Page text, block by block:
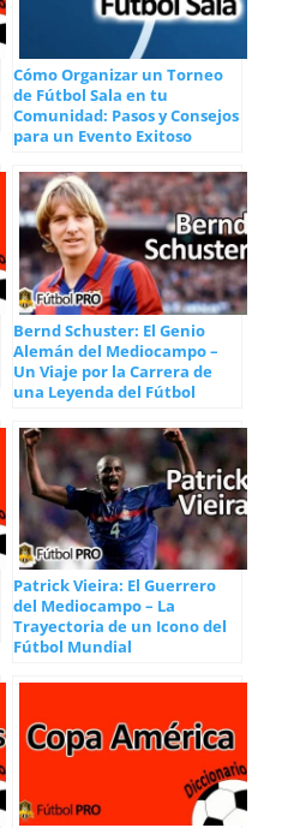
Cómo Organizar un Torneo
de Fútbol Sala en tu
Comunidad: Pasos y Consejos
para un Evento Exitoso
Bernd Schuster: El Genio
Alemán del Mediocampo –
Un Viaje por la Carrera de
una Leyenda del Fútbol
Patrick Vieira: El Guerrero
del Mediocampo – La
Trayectoria de un Icono del
Fútbol Mundial